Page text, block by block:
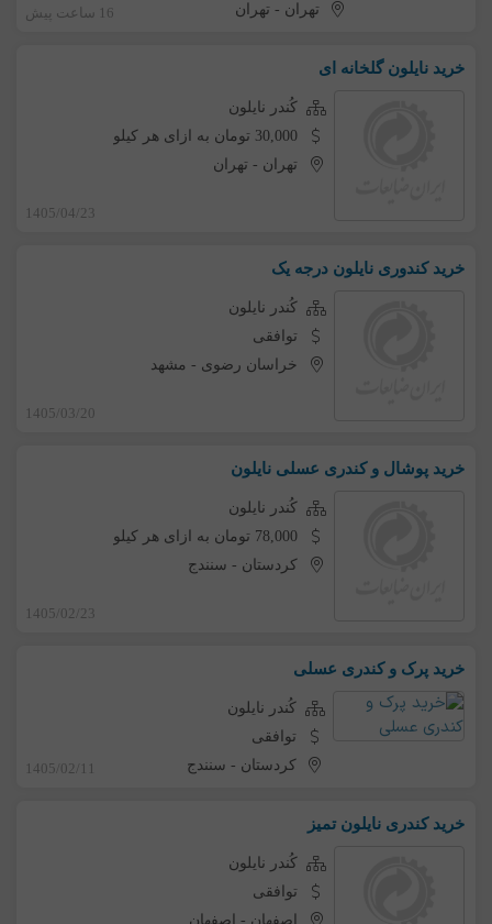
تهران -تهران 16 ساعت پیش
خرید نایلون گلخانه ای
کُندر نایلون
30,000 تومان به ازای هر کیلو
تهران - تهران
1405/04/23
خرید کندوری نایلون درجه یک
کُندر نایلون
توافقی
خراسان رضوی - مشهد
1405/03/20
خرید پوشال و کندری عسلی نایلون
کُندر نایلون
78,000 تومان به ازای هر کیلو
کردستان - سنندج
1405/02/23
خرید پرک و کندری عسلی
کُندر نایلون
توافقی
کردستان - سنندج 1405/02/11
خرید کندری نایلون تمیز
کُندر نایلون
توافقی
اصفهان - اصفهان